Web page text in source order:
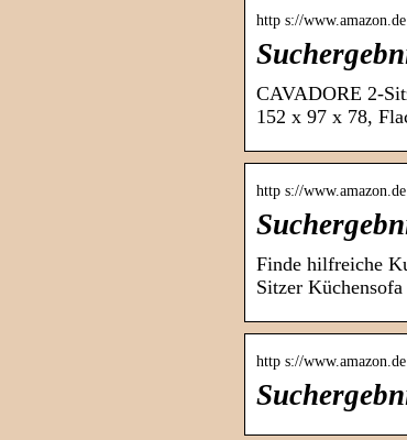
http s://
CAVADORE 2-
152 x 97 x 78,
http s://
Finde hilfreiche
Sitzer
http s://